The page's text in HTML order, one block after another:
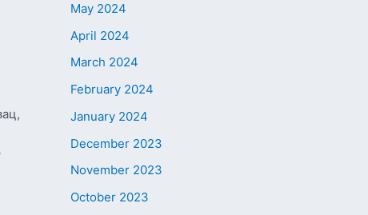
May 2024
April 2024
March 2024
February 2024
January 2024
December 2023
November 2023
October 2023